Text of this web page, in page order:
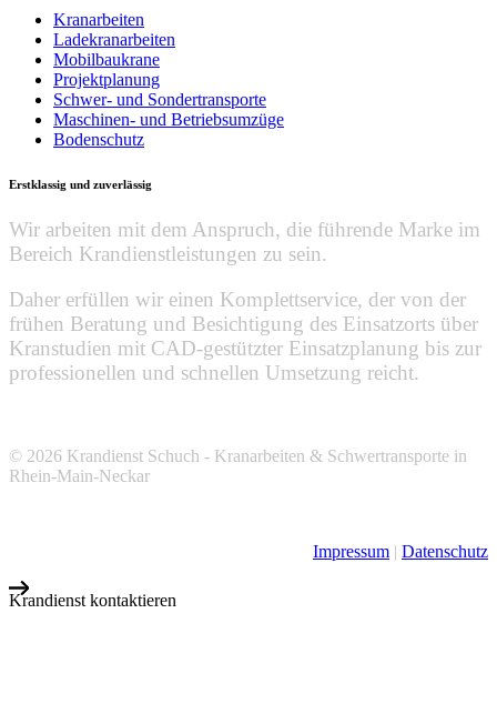
Kranarbeiten
Ladekranarbeiten
Mobilbaukrane
Projektplanung
Schwer- und Sondertransporte
Maschinen- und Betriebsumzüge
Bodenschutz
Erstklassig und zuverlässig
Wir arbeiten mit dem Anspruch, die führende Marke im
Bereich Krandienstleistungen zu sein.
Daher erfüllen wir einen Komplettservice, der von der
frühen Beratung und Besichtigung des Einsatzorts über
Kranstudien mit CAD-gestützter Einsatzplanung bis zur
professionellen und schnellen Umsetzung reicht.
© 2026 Krandienst Schuch - Kranarbeiten & Schwertransporte in
Rhein-Main-Neckar
Impressum Datenschutz
Krandienst kontaktieren